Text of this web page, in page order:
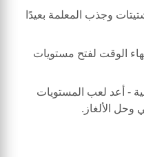
وجذب المعلمة بعيدًا
الوقت لفتح مستويات
- أعد لعب المستويات
وحل الألغاز.